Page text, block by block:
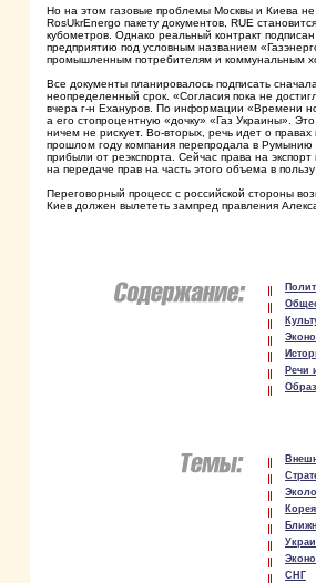
Но на этом газовые проблемы Москвы и Киева
RosUkrEnergo пакету документов, RUE
кубометров. Однако реальный контракт
предприятию под условным названием
промышленным потребителям и коммунальным
Все документы планировалось подписать
неопределенный срок. «Согласия пока не
вчера г-н Ехануров. По информации «Времени
а его стопроцентную «дочку» «Газ Украины».
ничем не рискует. Во-вторых, речь идет о
прошлом году компания перепродала в Румынию
прибыли от реэкспорта. Сейчас права на
на передаче прав на часть этого объема в
Переговорный процесс с российской стороны
Киев должен вылететь зампред правления
Речи
Корея
СНГ